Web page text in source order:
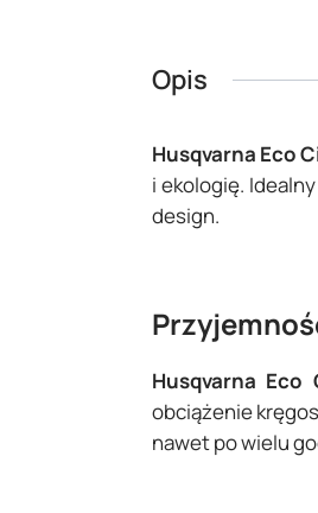
Opis
Husqvarna Eco
i ekologię.
design.
Husqvarna Eco
obciążenie
nawet po wielu